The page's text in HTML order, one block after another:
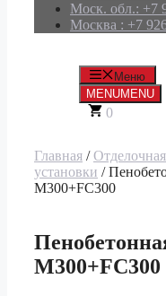
Моск. обл.: +7
Москва : +7
Меню
MENUMENU
0
Главная /
установки /
M300+FC300
M300+FC300